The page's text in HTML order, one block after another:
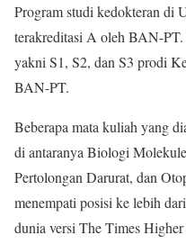
Program studi kedokteran di
terakreditasi A oleh BAN-
yakni S1, S2, dan S3 prodi
BAN-PT.
Beberapa mata kuliah yang
di antaranya Biologi
Pertolongan Darurat, dan
menempati posisi ke lebih
dunia versi The Times